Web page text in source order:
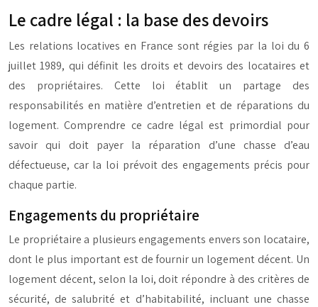
Le cadre légal : la base des devoirs
Les relations locatives en France sont régies par la loi du 6
juillet 1989, qui définit les droits et devoirs des locataires et
des propriétaires. Cette loi établit un partage des
responsabilités en matière d’entretien et de réparations du
logement. Comprendre ce cadre légal est primordial pour
savoir qui doit payer la réparation d’une chasse d’eau
défectueuse, car la loi prévoit des engagements précis pour
chaque partie.
Engagements du propriétaire
Le propriétaire a plusieurs engagements envers son locataire,
dont le plus important est de fournir un logement décent. Un
logement décent, selon la loi, doit répondre à des critères de
sécurité, de salubrité et d’habitabilité, incluant une chasse